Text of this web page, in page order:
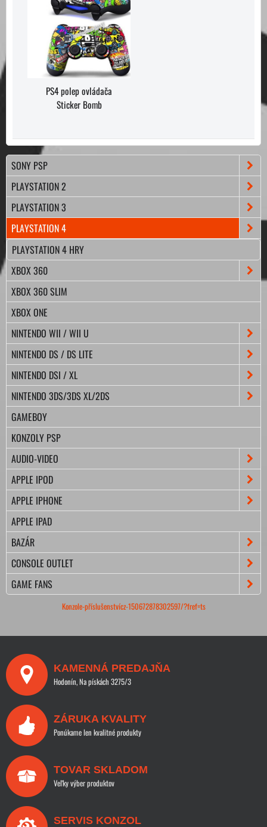
PS4 polep ovládača
Sticker Bomb
SONY PSP
PLAYSTATION 2
PLAYSTATION 3
PLAYSTATION 4
PLAYSTATION 4 HRY
XBOX 360
XBOX 360 SLIM
XBOX ONE
NINTENDO WII / WII U
NINTENDO DS / DS LITE
NINTENDO DSI / XL
NINTENDO 3DS/3DS XL/2DS
GAMEBOY
KONZOLY PSP
AUDIO-VIDEO
APPLE IPOD
APPLE IPHONE
APPLE IPAD
BAZÁR
CONSOLE OUTLET
GAME FANS
Konzole-příslušenstvícz-150672878302597/?fref=ts
KAMENNÁ PREDAJŇA
Hodonín, Na pískách 3275/3
ZÁRUKA KVALITY
Ponúkame len kvalitné produkty
TOVAR SKLADOM
Veľky výber produktov
SERVIS KONZOL